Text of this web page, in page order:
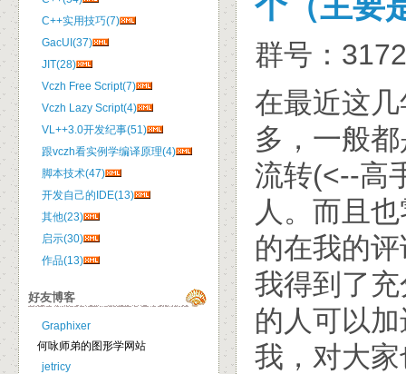
群号：
在最近这
多，一般
流转(<--高
人。而且
的在我的
我得到了
的人可以
我，对大
C++实用技巧(7)
GacUI(37)
JIT(28)
Vczh Free Script(7)
Vczh Lazy Script(4)
VL++3.0开发纪事(51)
跟vczh看实例学编译原理(4)
脚本技术(47)
开发自己的IDE(13)
其他(23)
启示(30)
作品(13)
好友博客
Graphixer
何咏师弟的图形学网站
jetricy